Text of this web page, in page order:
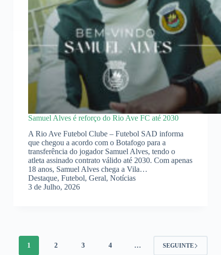
Samuel Alves é reforço do Rio Ave FC até 2030
A Rio Ave Futebol Clube – Futebol SAD informa
que chegou a acordo com o Botafogo para a
transferência do jogador Samuel Alves, tendo o
atleta assinado contrato válido até 2030. Com apenas
18 anos, Samuel Alves chega a Vila…
Destaque, Futebol, Geral, Notícias
3 de Julho, 2026
1 2 3 4 … SEGUINTE